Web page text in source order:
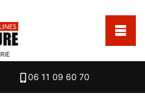
06 11 09 60 70